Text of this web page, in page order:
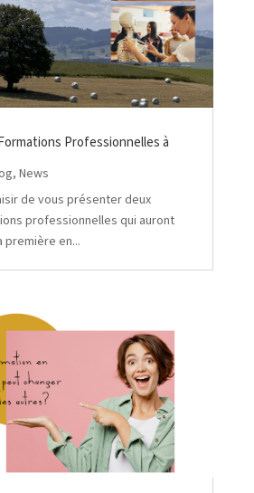
Professionnelles à
, News
de vous présenter deux
professionnelles qui auront
première en...